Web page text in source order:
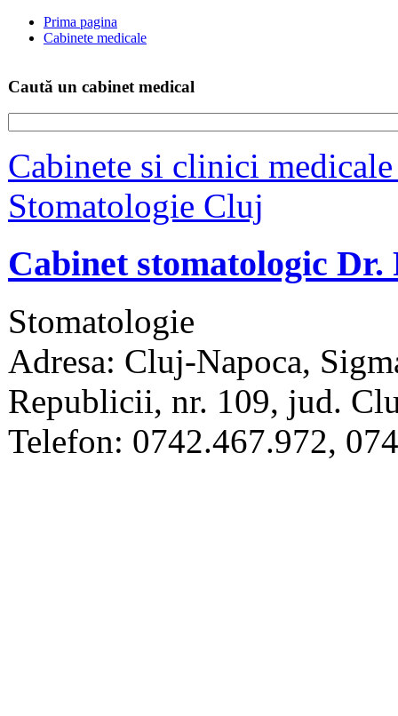
Prima pagina
Cabinete medicale
Caută un cabinet medical
Cabinete si clinici
Stomatologie Cluj
Cabinet stomatologic Dr.
Stomatologie
Adresa: Cluj-Napoca,
Republicii, nr. 109, jud.
Telefon: 0742.467.972,